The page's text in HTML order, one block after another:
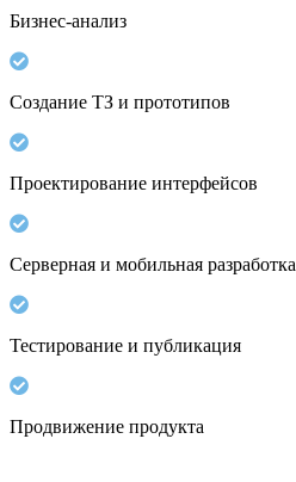
Бизнес-анализ
Создание ТЗ и прототипов
Проектирование интерфейсов
Серверная и мобильная разработка
Тестирование и публикация
Продвижение продукта